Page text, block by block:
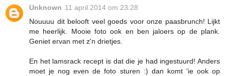
Unknown 11 april 2014 om 23:28
Nouuuu dit belooft veel goeds voor onze paasbrunch! Lijkt
me heerlijk. Mooie foto ook en ben jaloers op de plank.
Geniet ervan met z'n drietjes.
En het lamsrack recept is dat die je had ingestuurd! Anders
moet je nog even de foto sturen :) dan komt 'ie ook op